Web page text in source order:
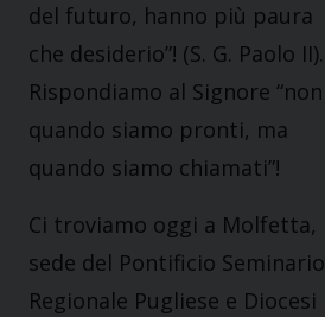
del futuro, hanno più paura
che desiderio”! (S. G. Paolo II).
Rispondiamo al Signore “non
quando siamo pronti, ma
quando siamo chiamati”!
Ci troviamo oggi a Molfetta,
sede del Pontificio Seminario
Regionale Pugliese e Diocesi